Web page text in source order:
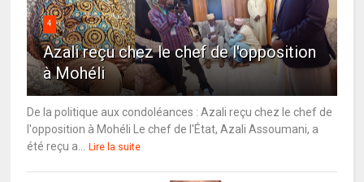
4
Azali reçu chez le chef de l'opposition
à Mohéli
De la politique aux condoléances : Azali reçu chez le chef de
l'opposition à Mohéli Le chef de l'État, Azali Assoumani, a
été reçu a...
Lire la suite